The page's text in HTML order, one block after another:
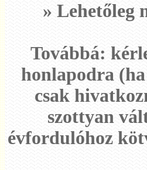
» Lehetőleg
Továbbá:
honlapodra
csak
szottyan
évfordulóhoz